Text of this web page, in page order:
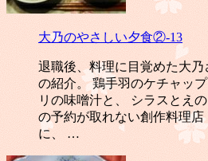
大乃のやさしい夕食②-13
退職後、料理に目覚めた大
の紹介。 鶏手羽のケチャッ
リの味噌汁と、 シラスとえ
の予約が取れない創作料理
に、 …